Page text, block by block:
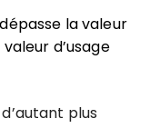
la valeur
d’usage
plus